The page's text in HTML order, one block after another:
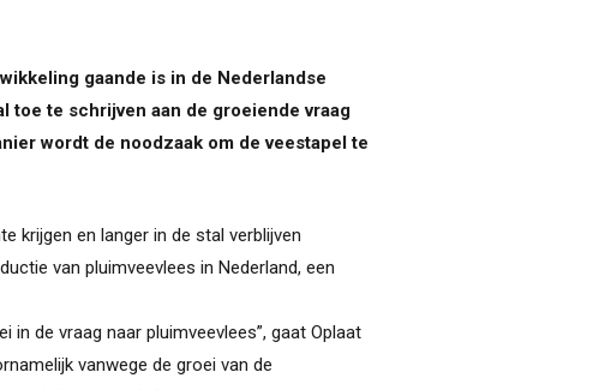
gaande is in de Nederlandse
toe te schrijven aan de groeiende vraag
wordt de noodzaak om de veestapel te
krijgen en langer in de stal verblijven
van pluimveevlees in Nederland, een
de vraag naar pluimveevlees”, gaat Oplaat
vanwege de groei van de